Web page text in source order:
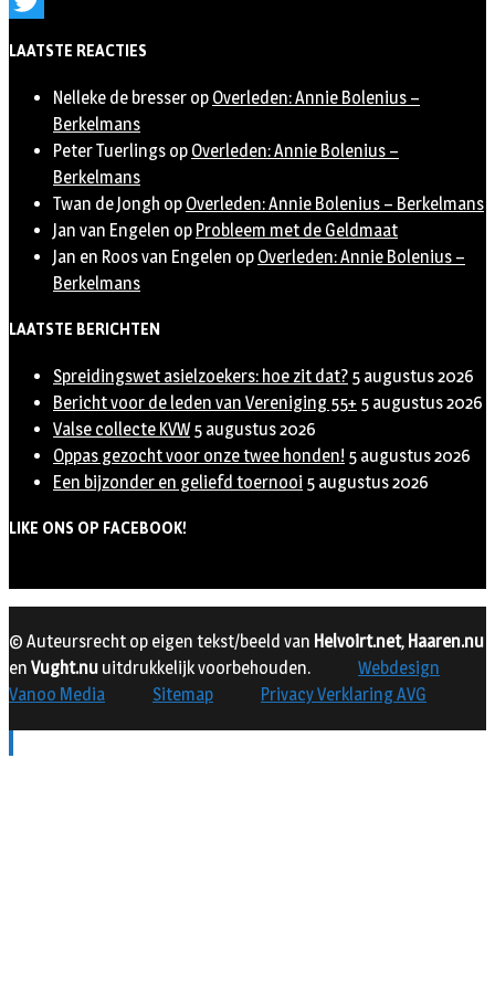
LAATSTE REACTIES
Nelleke de bresser op Overleden: Annie Bolenius –
Berkelmans
Peter Tuerlings op Overleden: Annie Bolenius –
Berkelmans
Twan de Jongh op Overleden: Annie Bolenius – Berkelmans
Jan van Engelen op Probleem met de Geldmaat
Jan en Roos van Engelen op Overleden: Annie Bolenius –
Berkelmans
LAATSTE BERICHTEN
Spreidingswet asielzoekers: hoe zit dat? 5 augustus 2026
Bericht voor de leden van Vereniging 55+ 5 augustus 2026
Valse collecte KVW 5 augustus 2026
Oppas gezocht voor onze twee honden! 5 augustus 2026
Een bijzonder en geliefd toernooi 5 augustus 2026
LIKE ONS OP FACEBOOK!
© Auteursrecht op eigen tekst/beeld van Helvoirt.net, Haaren.nu
en Vught.nu uitdrukkelijk voorbehouden.
Webdesign
Vanoo Media
Sitemap Privacy Verklaring AVG